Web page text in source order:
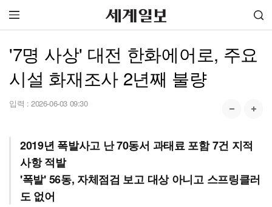
'7명 사상' 대전 한화에어로, 주요
시설 화재조사 2년째 불량
입력 : 2026-06-03 09:30
2019년 폭발사고 난 70동서 과태료 포함 7건 지적
사항 적발
'폭발' 56동, 자체점검 보고 대상 아니고 스프링클러
도 없어